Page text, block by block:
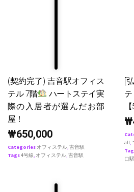
(契約完了) 吉音駅オフィス
テル 7階
ハートステイ実
際の入居者が選んだお部
屋！
₩650,000
Categories オフィステル,吉音駅
Tags4号線, オフィステル,吉音駅
[
₩
all,
口駅